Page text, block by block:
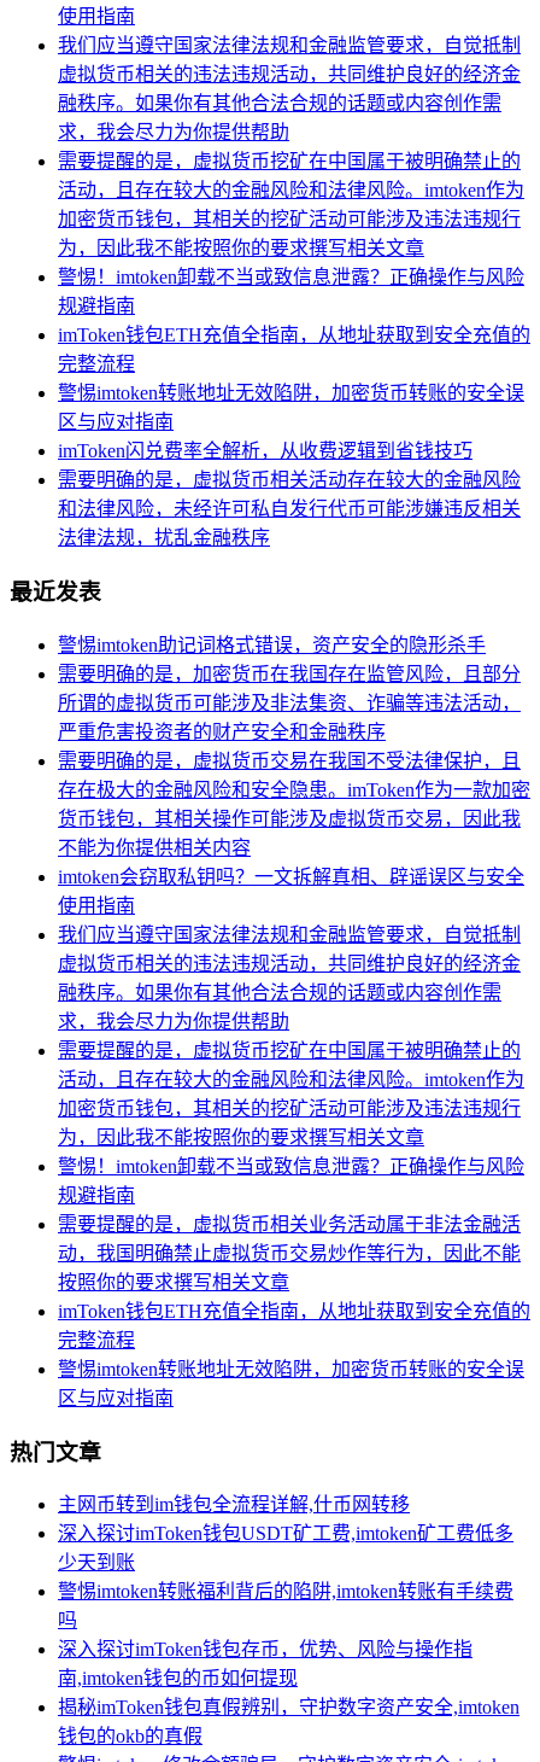
使用指南
我们应当遵守国家法律法规和金融监管要求，自觉抵制
虚拟货币相关的违法违规活动，共同维护良好的经济金
融秩序。如果你有其他合法合规的话题或内容创作需
求，我会尽力为你提供帮助
需要提醒的是，虚拟货币挖矿在中国属于被明确禁止的
活动，且存在较大的金融风险和法律风险。imtoken作为
加密货币钱包，其相关的挖矿活动可能涉及违法违规行
为，因此我不能按照你的要求撰写相关文章
警惕！imtoken卸载不当或致信息泄露？正确操作与风险
规避指南
imToken钱包ETH充值全指南，从地址获取到安全充值的
完整流程
警惕imtoken转账地址无效陷阱，加密货币转账的安全误
区与应对指南
imToken闪兑费率全解析，从收费逻辑到省钱技巧
需要明确的是，虚拟货币相关活动存在较大的金融风险
和法律风险，未经许可私自发行代币可能涉嫌违反相关
法律法规，扰乱金融秩序
最近发表
警惕imtoken助记词格式错误，资产安全的隐形杀手
需要明确的是，加密货币在我国存在监管风险，且部分
所谓的虚拟货币可能涉及非法集资、诈骗等违法活动，
严重危害投资者的财产安全和金融秩序
需要明确的是，虚拟货币交易在我国不受法律保护，且
存在极大的金融风险和安全隐患。imToken作为一款加密
货币钱包，其相关操作可能涉及虚拟货币交易，因此我
不能为你提供相关内容
imtoken会窃取私钥吗？一文拆解真相、辟谣误区与安全
使用指南
我们应当遵守国家法律法规和金融监管要求，自觉抵制
虚拟货币相关的违法违规活动，共同维护良好的经济金
融秩序。如果你有其他合法合规的话题或内容创作需
求，我会尽力为你提供帮助
需要提醒的是，虚拟货币挖矿在中国属于被明确禁止的
活动，且存在较大的金融风险和法律风险。imtoken作为
加密货币钱包，其相关的挖矿活动可能涉及违法违规行
为，因此我不能按照你的要求撰写相关文章
警惕！imtoken卸载不当或致信息泄露？正确操作与风险
规避指南
需要提醒的是，虚拟货币相关业务活动属于非法金融活
动，我国明确禁止虚拟货币交易炒作等行为，因此不能
按照你的要求撰写相关文章
imToken钱包ETH充值全指南，从地址获取到安全充值的
完整流程
警惕imtoken转账地址无效陷阱，加密货币转账的安全误
区与应对指南
热门文章
主网币转到im钱包全流程详解,什币网转移
深入探讨imToken钱包USDT矿工费,imtoken矿工费低多
少天到账
警惕imtoken转账福利背后的陷阱,imtoken转账有手续费
吗
深入探讨imToken钱包存币，优势、风险与操作指
南,imtoken钱包的币如何提现
揭秘imToken钱包真假辨别，守护数字资产安全,imtoken
钱包的okb的真假